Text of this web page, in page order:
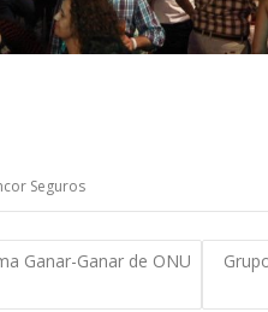
Seguros
Ganar-Ganar de ONU